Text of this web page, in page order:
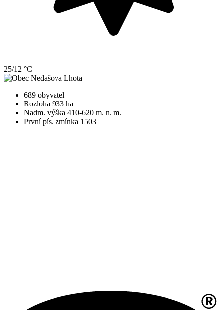
25/12 °C
689 obyvatel
Rozloha 933 ha
Nadm. výška 410-620 m. n. m.
První pís. zmínka 1503